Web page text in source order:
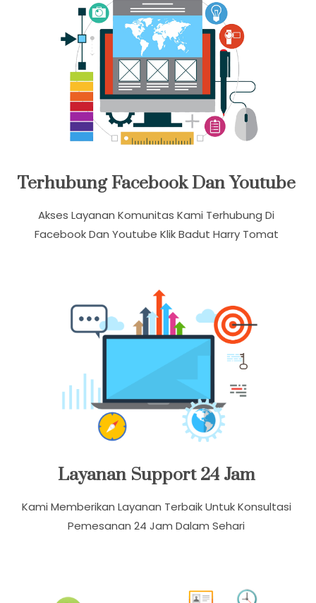
Terhubung Facebook Dan Youtube
Akses Layanan Komunitas Kami Terhubung Di
Facebook Dan Youtube Klik Badut Harry Tomat
Layanan Support 24 Jam
Kami Memberikan Layanan Terbaik Untuk Konsultasi
Pemesanan 24 Jam Dalam Sehari